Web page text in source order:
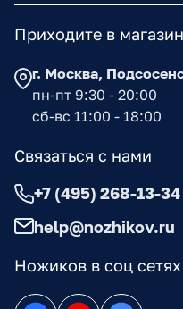
Ножиков в соц сетях
Приходите в магазин
г. Москва,
пн-пт 9:30 - 20:00
сб-вс 11:00 - 18:00
Связаться с нами
+7 (495) 268-13-34
help@nozhikov.ru